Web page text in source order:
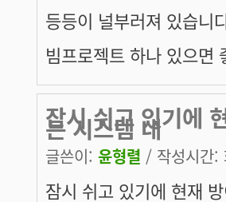
등등이 널부러져 있습니
빔프로젝트 하나 있으면
잠시 쉬고 있기에
는 시스템 내
글쓴이: 윤형렬 / 작성시간
잠시 쉬고 있기에 현재